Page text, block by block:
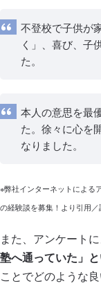
不登校で子供が
く」、喜び、子
た。
本人の意思を最
た。徐々に心を
なりました。
※弊社インターネットによる
の経験談を募集！より引用
また、アンケート
塾へ通っていた」
ことでどのような